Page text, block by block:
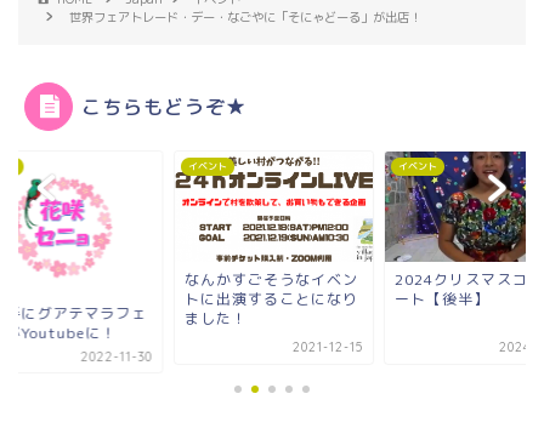
世界フェアトレード・デー・なごやに「そにゃどーる」が出店！
こちらもどうぞ★
イベント
なんかすごそうなイベン
ました！
イベント
2024クリスマスコンサ
ート【後半】
2024-12-24
イベント
『美しい村がつ
４h LIVE』